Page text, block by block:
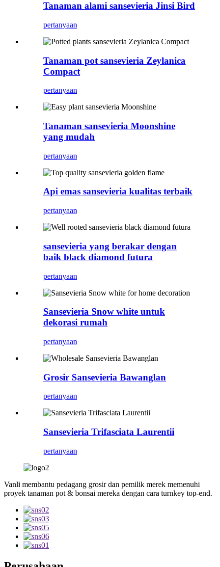
Tanaman alami sansevieria Jinsi Bird
pertanyaan
Tanaman pot sansevieria Zeylanica
Compact
pertanyaan
Tanaman sansevieria Moonshine
yang mudah
pertanyaan
Api emas sansevieria kualitas terbaik
pertanyaan
sansevieria yang berakar dengan
baik black diamond futura
pertanyaan
Sansevieria Snow white untuk
dekorasi rumah
pertanyaan
Grosir Sansevieria Bawanglan
pertanyaan
Sansevieria Trifasciata Laurentii
pertanyaan
Vanli membantu pedagang grosir dan pemilik merek memenuhi
proyek tanaman pot & bonsai mereka dengan cara turnkey top-end.